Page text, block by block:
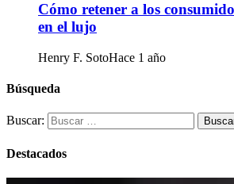
Cómo retener a los
en el lujo
Henry F. SotoHace 1 año
Búsqueda
Buscar:
Destacados